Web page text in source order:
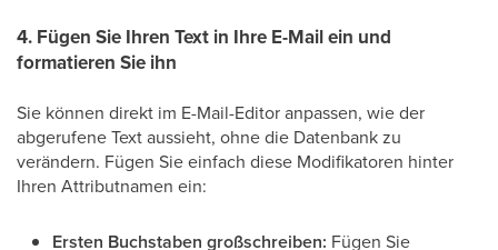
4. Fügen Sie Ihren Text in Ihre E-Mail ein und
formatieren Sie ihn
Sie können direkt im E-Mail-Editor anpassen, wie der
abgerufene Text aussieht, ohne die Datenbank zu
verändern. Fügen Sie einfach diese Modifikatoren hinter
Ihren Attributnamen ein:
Ersten Buchstaben großschreiben: Fügen Sie